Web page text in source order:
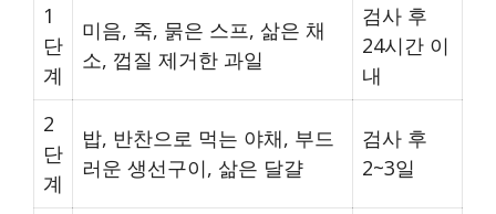
1
단
계
미음, 죽, 묽은 스프, 삶은 채
소, 껍질 제거한 과일
검사 후
24시간 이
내
2
단
계
밥, 반찬으로 먹는 야채, 부드
러운 생선구이, 삶은 달걀
검사 후
2~3일